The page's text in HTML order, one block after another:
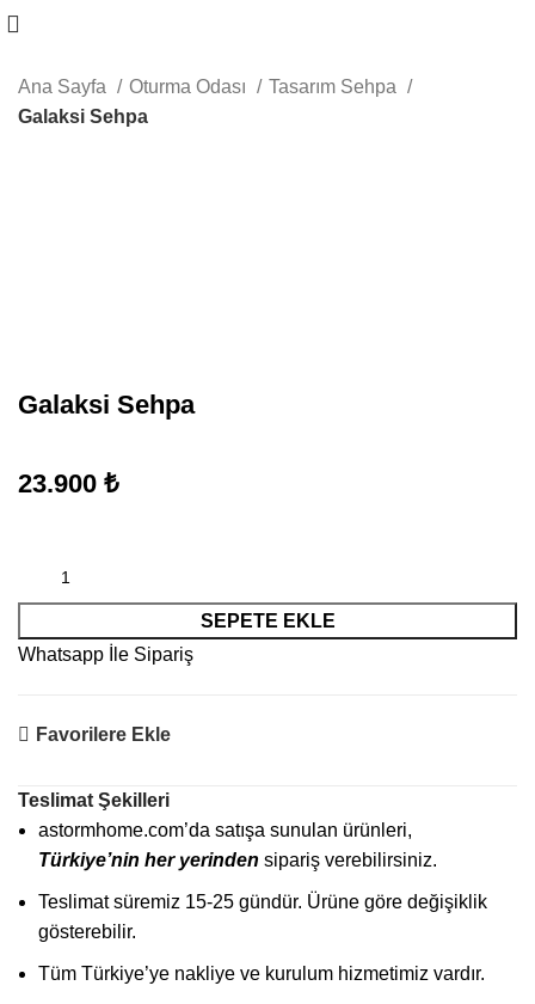
Ana Sayfa Oturma Odası
Tasarım Sehpa
Galaksi Sehpa
Galaksi Sehpa
23.900 ₺
SEPETE EKLE
Whatsapp İle Sipariş
Favorilere Ekle
Teslimat Şekilleri
astormhome.com’da satışa sunulan ürünleri,
Türkiye’nin her yerinden sipariş verebilirsiniz.
Teslimat süremiz 15-25 gündür. Ürüne göre değişiklik
gösterebilir.
Tüm Türkiye’ye nakliye ve kurulum hizmetimiz vardır.